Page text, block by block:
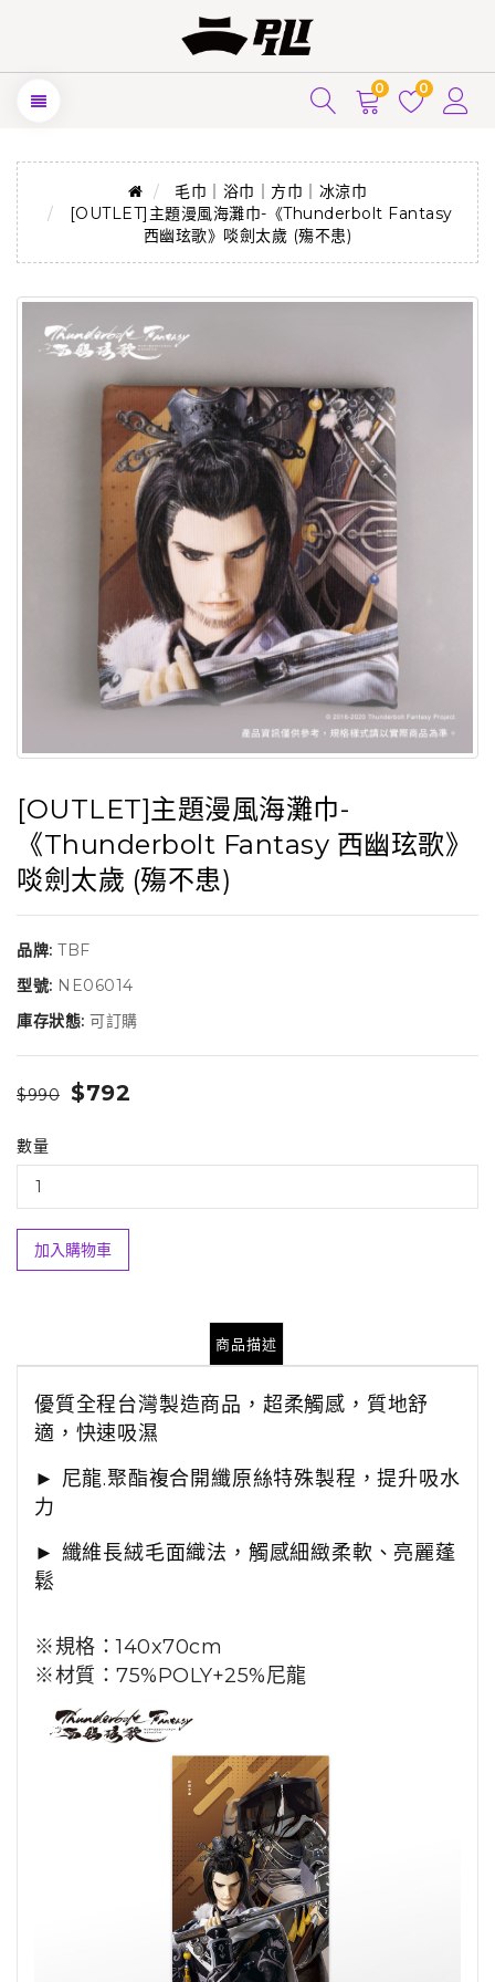
0 0
毛巾｜浴巾｜方巾｜冰涼巾
[OUTLET]主題漫風海灘巾-《Thunderbolt Fantasy
西幽玹歌》啖劍太歲 (殤不患)
[OUTLET]主題漫風海灘巾-
《Thunderbolt Fantasy 西幽玹歌》
啖劍太歲 (殤不患)
品牌: TBF
型號: NE06014
庫存狀態: 可訂購
$990 $792
數量
加入購物車
商品描述
優質全程台灣製造商品，超柔觸感，質地舒
適，快速吸濕
► 尼龍.聚酯複合開纖原絲特殊製程，提升吸水
力
► 纖維長絨毛面織法，觸感細緻柔軟、亮麗蓬
鬆
※規格：140x70cm
※材質： 75%POLY+25%尼龍